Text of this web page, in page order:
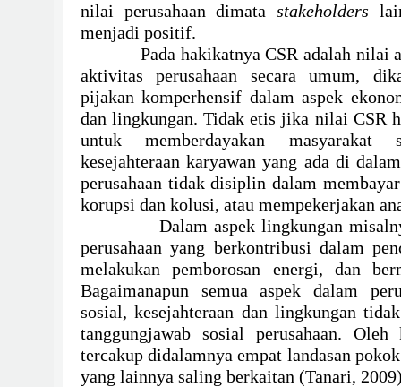
nilai perusahaan dimata stakeholders
menjadi positif.
Pada hakikatnya CSR adalah nilai
aktivitas perusahaan secara umum,
pijakan komperhensif dalamaspek
dan lingkungan. Tidak etis jika nilai CSR
untuk memberdayakan
kesejahteraan karyawan yang ada di
perusahaan tidak disiplin dalam
korupsi dan kolusi, atau mempekerjakan
Dalam aspek lingkungan
perusahaan yang berkontribusi dalam
melakukan pemborosan energi, dan
Bagaimanapun semua aspek dalam
sosial, kesejahteraan dan lingkungan
tanggungjawab sosial perusahaan.
tercakup didalamnya empat landasan
yang lainnya saling berkaitan (Tanari,